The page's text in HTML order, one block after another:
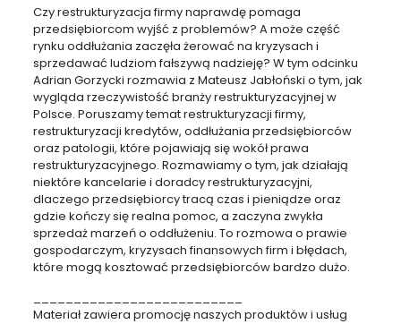
Czy restrukturyzacja firmy naprawdę pomaga
przedsiębiorcom wyjść z problemów? A może część
rynku oddłużania zaczęła żerować na kryzysach i
sprzedawać ludziom fałszywą nadzieję? W tym odcinku
Adrian Gorzycki rozmawia z Mateusz Jabłoński o tym, jak
wygląda rzeczywistość branży restrukturyzacyjnej w
Polsce. Poruszamy temat restrukturyzacji firmy,
restrukturyzacji kredytów, oddłużania przedsiębiorców
oraz patologii, które pojawiają się wokół prawa
restrukturyzacyjnego. Rozmawiamy o tym, jak działają
niektóre kancelarie i doradcy restrukturyzacyjni,
dlaczego przedsiębiorcy tracą czas i pieniądze oraz
gdzie kończy się realna pomoc, a zaczyna zwykła
sprzedaż marzeń o oddłużeniu. To rozmowa o prawie
gospodarczym, kryzysach finansowych firm i błędach,
które mogą kosztować przedsiębiorców bardzo dużo.
Materiał zawiera promocję naszych produktów i usług